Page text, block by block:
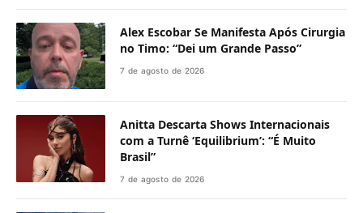
Alex Escobar Se Manifesta Após Cirurgia
no Timo: “Dei um Grande Passo”
7 de agosto de 2026
Anitta Descarta Shows Internacionais
com a Turnê ‘Equilibrium’: “É Muito
Brasil”
7 de agosto de 2026